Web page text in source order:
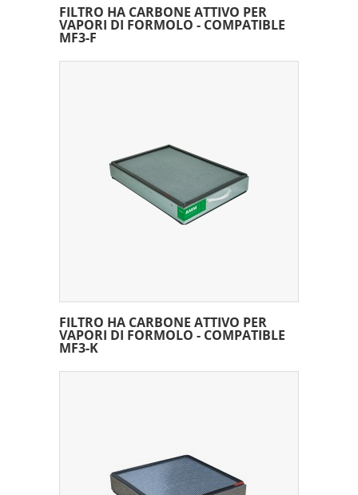
FILTRO HA CARBONE ATTIVO PER
VAPORI DI FORMOLO - COMPATIBLE
MF3-F
FILTRO HA CARBONE ATTIVO PER
VAPORI DI FORMOLO - COMPATIBLE
MF3-K